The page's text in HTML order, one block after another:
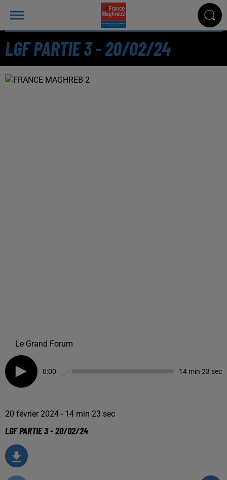
LGF PARTIE 3 - 20/02/24
Le Grand Forum
0:00 14 min 23 sec
20 février 2024 - 14 min 23 sec
LGF PARTIE 3 - 20/02/24